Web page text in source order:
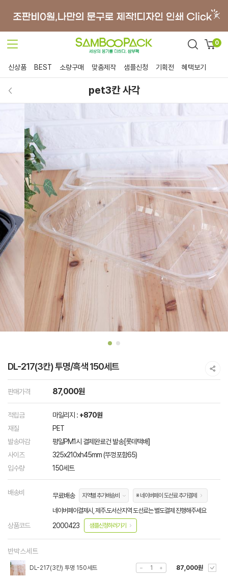
0
신상품 BEST 소량구매 맞춤제작 샘플신청 기획전 혜택보기
pet3칸 사각
DL-217(3칸) 투명/흑색 150세트
판매가격 87,000원
적립금 마일리지 : +870원
재질
PET
발송마감
평일PM1시 결제완료건 발송[롯데택배]
사이즈
325x210xh45mm (뚜껑포함65)
입수량
150세트
배송비 무료배송 지역별 추가배송비 ※ 네이버페이 도선료 추가결제
네이버페이결제시, 제주.도서산지역 도선료는 별도결제 진행해주세요
상품코드 2000423 샘플신청하러가기
반박스세트
DL-217(3칸) 투명 150세트 87,000원